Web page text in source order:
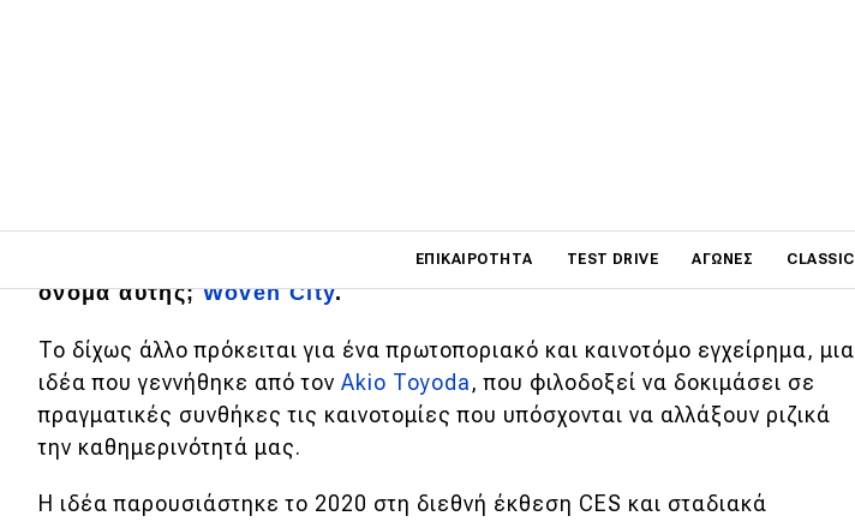
ΕΠΙΚΑΙΡΌΤΗΤΑ TEST DRIVE ΑΓΏΝΕΣ CLASSIC
Main navigation
Επικαιρότητα
Νέα μοντέλα
πρωτοφανές. Να «υφάνει» μια ολόκληρη πόλη από την αρχή, μια
κοινότητα που θα λειτουργεί ως εργαστήριο τεχνολογίας. Και το
όνομα αυτής;Woven City.
To δίχως άλλο πρόκειται για ένα πρωτοποριακό και καινοτόμο εγχείρημα, μια
ιδέα που γεννήθηκε από τον Akio Toyoda, που φιλοδοξεί να δοκιμάσει σε
πραγματικές συνθήκες τις καινοτομίες που υπόσχονται να αλλάξουν ριζικά
την καθημερινότητά μας.
Η ιδέα παρουσιάστηκε το 2020 στη διεθνή έκθεση CES και σταδιακά